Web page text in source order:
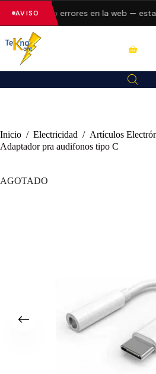
AVISO errores en la web —
Inicio / Electricidad / Artículos
Adaptador pra audifonos tipo C
AGOTADO